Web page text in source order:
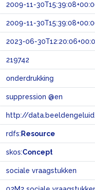
2009-11-
2009-11-
2023-06-
219742
onderdrukking
suppression @en
http://
rdfs: Resource
skos:Concept
sociale vraagstukken